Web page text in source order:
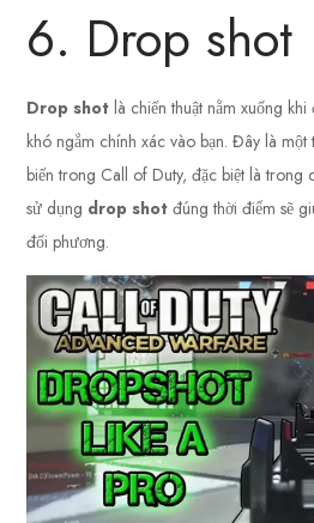
6. Drop shot
Drop shot là chiến thuật nằm xuống
khó ngắm chính xác vào bạn. Đây là
biến trong Call of Duty, đặc biệt là trong
sử dụng drop shot đúng thời điểm sẽ
đối phương.